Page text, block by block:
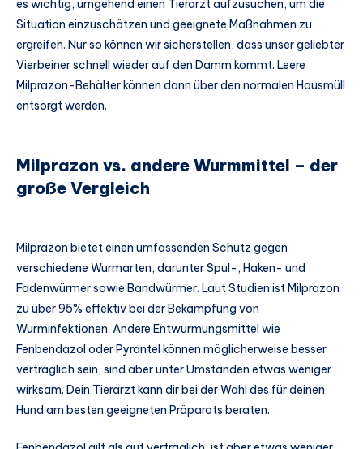
es wichtig, umgehend einen Tierarzt aufzusuchen, um die
Situation einzuschätzen und geeignete Maßnahmen zu
ergreifen. Nur so können wir sicherstellen, dass unser geliebter
Vierbeiner schnell wieder auf den Damm kommt. Leere
Milprazon-Behälter können dann über den normalen Hausmüll
entsorgt werden.
Milprazon vs. andere Wurmmittel – der
große Vergleich
Milprazon bietet einen umfassenden Schutz gegen
verschiedene Wurmarten, darunter Spul-, Haken- und
Fadenwürmer sowie Bandwürmer. Laut Studien ist Milprazon
zu über 95% effektiv bei der Bekämpfung von
Wurminfektionen. Andere Entwurmungsmittel wie
Fenbendazol oder Pyrantel können möglicherweise besser
verträglich sein, sind aber unter Umständen etwas weniger
wirksam. Dein Tierarzt kann dir bei der Wahl des für deinen
Hund am besten geeigneten Präparats beraten.